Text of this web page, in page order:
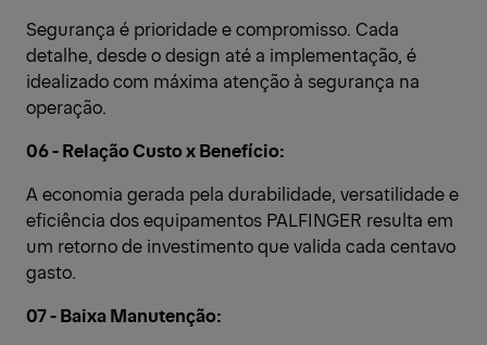
Segurança é prioridade e compromisso. Cada
detalhe, desde o design até a implementação, é
idealizado com máxima atenção à segurança na
operação.
06 - Relação Custo x Benefício:
A economia gerada pela durabilidade, versatilidade e
eficiência dos equipamentos PALFINGER resulta em
um retorno de investimento que valida cada centavo
gasto.
07 - Baixa Manutenção: